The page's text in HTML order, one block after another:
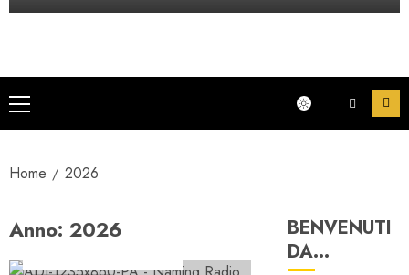
Menu
principale
Home 2026
Anno: 2026
Ascolti Radio
BENVENUTI
DA…